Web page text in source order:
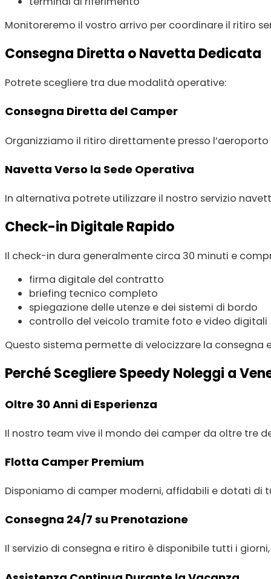
Monitoreremo il vostro arrivo per coordinare il ritiro
Consegna Diretta o Navetta Dedicata
Potrete scegliere tra due modalità operative:
Consegna Diretta del Camper
Organizziamo il ritiro direttamente presso
Navetta Verso la Sede Operativa
In alternativa potrete utilizzare il nostro servizio
Check-in Digitale Rapido
Il check-in dura generalmente circa 30 minuti e
firma digitale del contratto
briefing tecnico completo
spiegazione delle utenze e dei sistemi di bordo
controllo del veicolo tramite foto e video digitali
Questo sistema permette di velocizzare la consegna
Perché Scegliere Speedy Noleggi a
Oltre 30 Anni di Esperienza
Il nostro team vive il mondo dei camper da oltre tre
Flotta Camper Premium
Disponiamo di camper moderni, affidabili e dotati di
Consegna 24/7 su Prenotazione
Il servizio di consegna e ritiro è disponibile tutti i